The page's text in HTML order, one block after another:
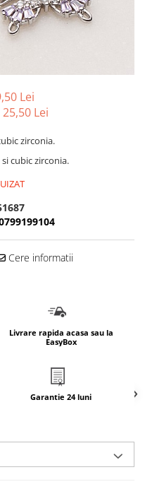
Lei
25,50 Lei
zirconia.
cubic zirconia.
Cere informatii
Livrare rapida acasa sau la
EasyBox
Garantie 24 luni